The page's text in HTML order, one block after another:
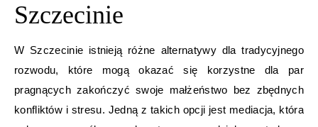
Szczecinie
W Szczecinie istnieją różne alternatywy dla tradycyjnego
rozwodu, które mogą okazać się korzystne dla par
pragnących zakończyć swoje małżeństwo bez zbędnych
konfliktów i stresu. Jedną z takich opcji jest mediacja, która